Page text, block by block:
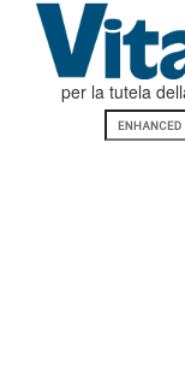
per la tutela